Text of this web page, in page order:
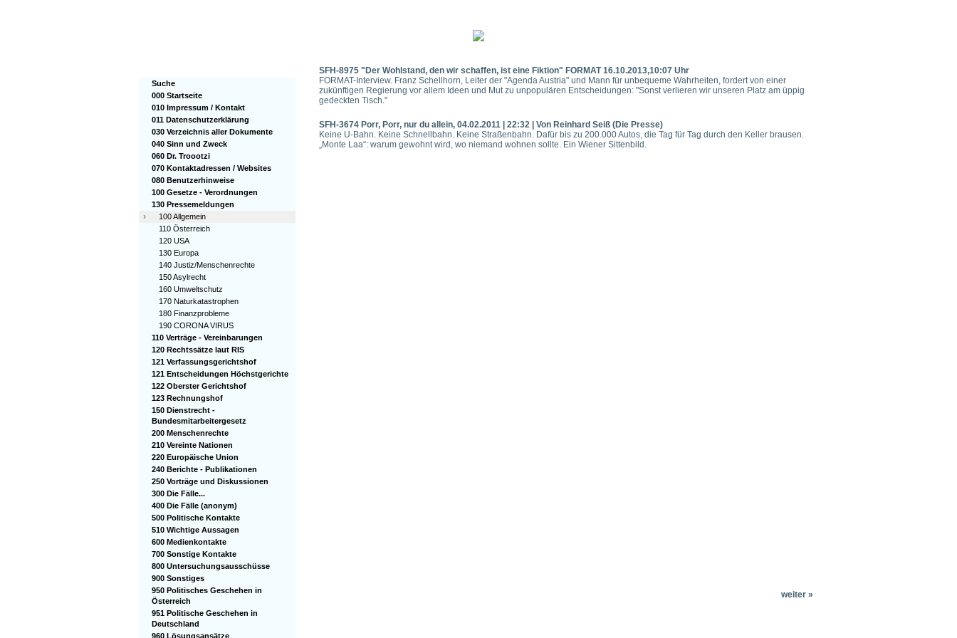
Suche
000 Startseite
010 Impressum / Kontakt
011 Datenschutzerklärung
030 Verzeichnis aller Dokumente
040 Sinn und Zweck
060 Dr. Troootzi
070 Kontaktadressen / Websites
080 Benutzerhinweise
100 Gesetze - Verordnungen
130 Pressemeldungen
›
100 Allgemein
110 Österreich
120 USA
130 Europa
140 Justiz/Menschenrechte
150 Asylrecht
160 Umweltschutz
170 Naturkatastrophen
180 Finanzprobleme
190 CORONA VIRUS
110 Verträge - Vereinbarungen
120 Rechtssätze laut RIS
121 Verfassungsgerichtshof
121 Entscheidungen Höchstgerichte
122 Oberster Gerichtshof
123 Rechnungshof
150 Dienstrecht -
Bundesmitarbeitergesetz
200 Menschenrechte
210 Vereinte Nationen
220 Europäische Union
240 Berichte - Publikationen
250 Vorträge und Diskussionen
300 Die Fälle...
400 Die Fälle (anonym)
500 Politische Kontakte
510 Wichtige Aussagen
600 Medienkontakte
700 Sonstige Kontakte
800 Untersuchungsausschüsse
900 Sonstiges
950 Politisches Geschehen in
Österreich
951 Politische Geschehen in
Deutschland
960 Lösungsansätze
SFH-8975 "Der Wohlstand, den wir schaffen, ist eine Fiktion" FORMAT 16.10.2013,10:07 Uhr
FORMAT-Interview. Franz Schellhorn, Leiter der "Agenda Austria" und Mann für unbequeme Wahrheiten, fordert von einer
zukünftigen Regierung vor allem Ideen und Mut zu unpopulären Entscheidungen: "Sonst verlieren wir unseren Platz am üppig
gedeckten Tisch."
SFH-3674 Porr, Porr, nur du allein, 04.02.2011 | 22:32 | Von Reinhard Seiß (Die Presse)
Keine U-Bahn. Keine Schnellbahn. Keine Straßenbahn. Dafür bis zu 200.000 Autos, die Tag für Tag durch den Keller brausen.
„Monte Laa“: warum gewohnt wird, wo niemand wohnen sollte. Ein Wiener Sittenbild.
weiter »